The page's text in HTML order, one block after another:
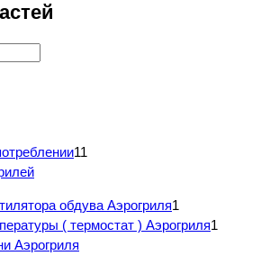
11
обдува Аэрогриля1
( термостат ) Аэрогриля1
Аэрогриля